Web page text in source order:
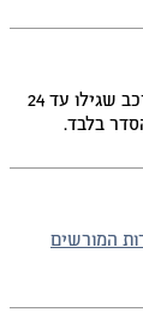
שימוש בחלפים מקוריים חדשים של מאזדה לרכב שגילו עד 24
בלבד.
המורשים